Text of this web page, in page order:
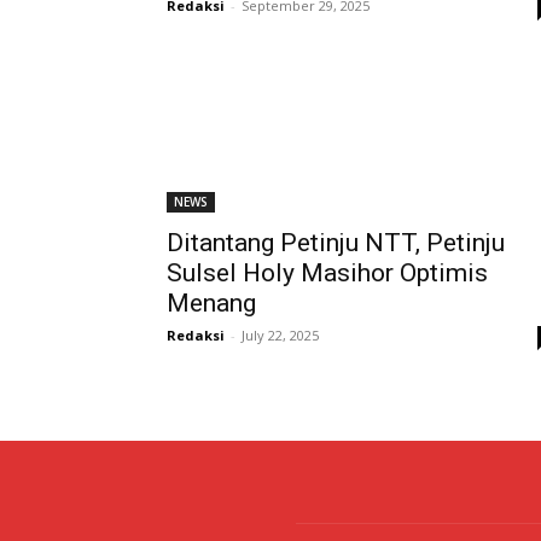
Redaksi - September 29, 2025
NEWS
Ditantang Petinju NTT, Petinju
Sulsel Holy Masihor Optimis
Menang
Redaksi - July 22, 2025